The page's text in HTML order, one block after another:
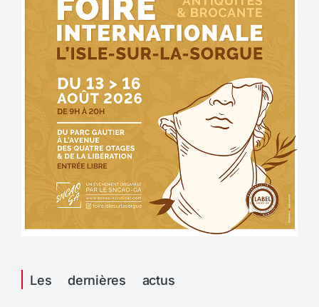
Les dernières actus